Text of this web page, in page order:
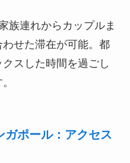
族連れからカップルま
せた滞在が可能。都
スした時間を過ごし
ポール：アクセス